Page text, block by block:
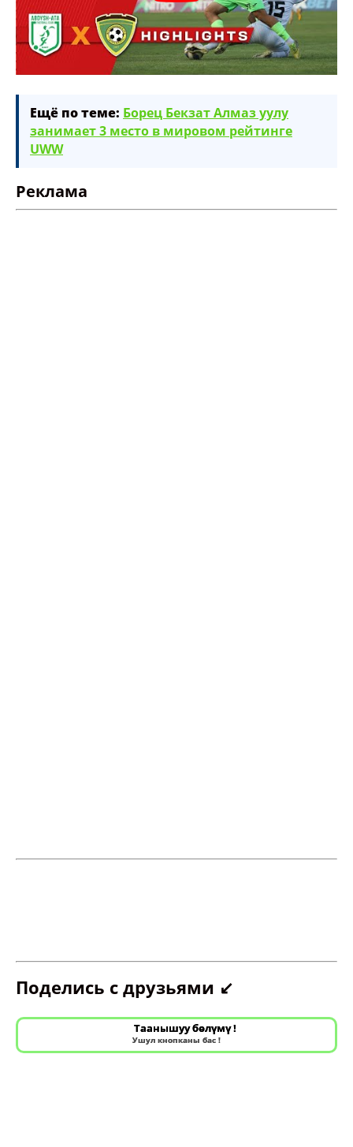
Ещё по теме: Борец Бекзат Алмаз уулу
занимает 3 место в мировом рейтинге
UWW
Реклама
Поделись с друзьями ↙️
Таанышуу бөлүмү !
Ушул кнопканы бас !